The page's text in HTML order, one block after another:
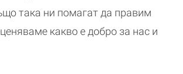
така ни помагат да правим
какво е добро за нас и